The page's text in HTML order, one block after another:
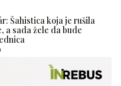
Šahistica koja je rušila
a sada žele da bude